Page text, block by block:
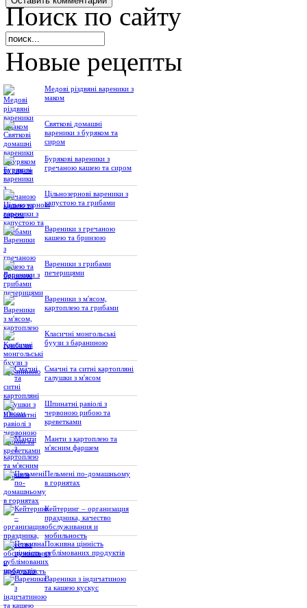
Поиск по сайту
Новые рецепты
Медові різдвяні вареники з
маком
Святкові домашні
вареники з буряком та
сиром
Бурякові вареники з
гречаною кашею та сиром
Цільнозернові вареники з
капустою та грибами
Вареники з гречаною
кашею та бринзою
Вареники з грибами
печерицями
Вареники з м'ясом,
картоплею та грибами
Класичні монгольські
буузи з бараниною
Смачні та ситні картопляні
галушки з м'ясом
Шпинатні равіолі з
червоною рибою та
креветками
Манти з картоплею та
м'ясним фаршем
Пельмені по-домашньому
в горнятах
Кейтеринг – организация
праздника, качество
обслуживания и
мобильность
Поживна цінність
сублімованих продуктів
Вареники з індичатиною
та кашею кускус